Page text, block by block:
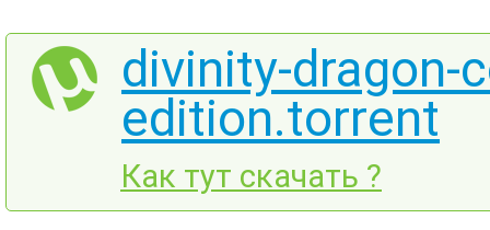
divinity-dragon-
edition.torrent
Как тут скачать ?